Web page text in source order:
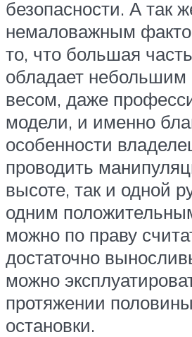
безопасности. А так
немаловажным
то, что большая
обладает
весом, даже
модели, и именно
особенности
проводить
высоте, так и одной
одним
можно по праву
достаточно
можно
протяжении
остановки.